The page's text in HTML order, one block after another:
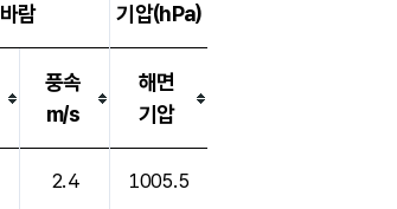
바람 기압(hPa)
풍속
m/s
해면
기압
2.4 1005.5